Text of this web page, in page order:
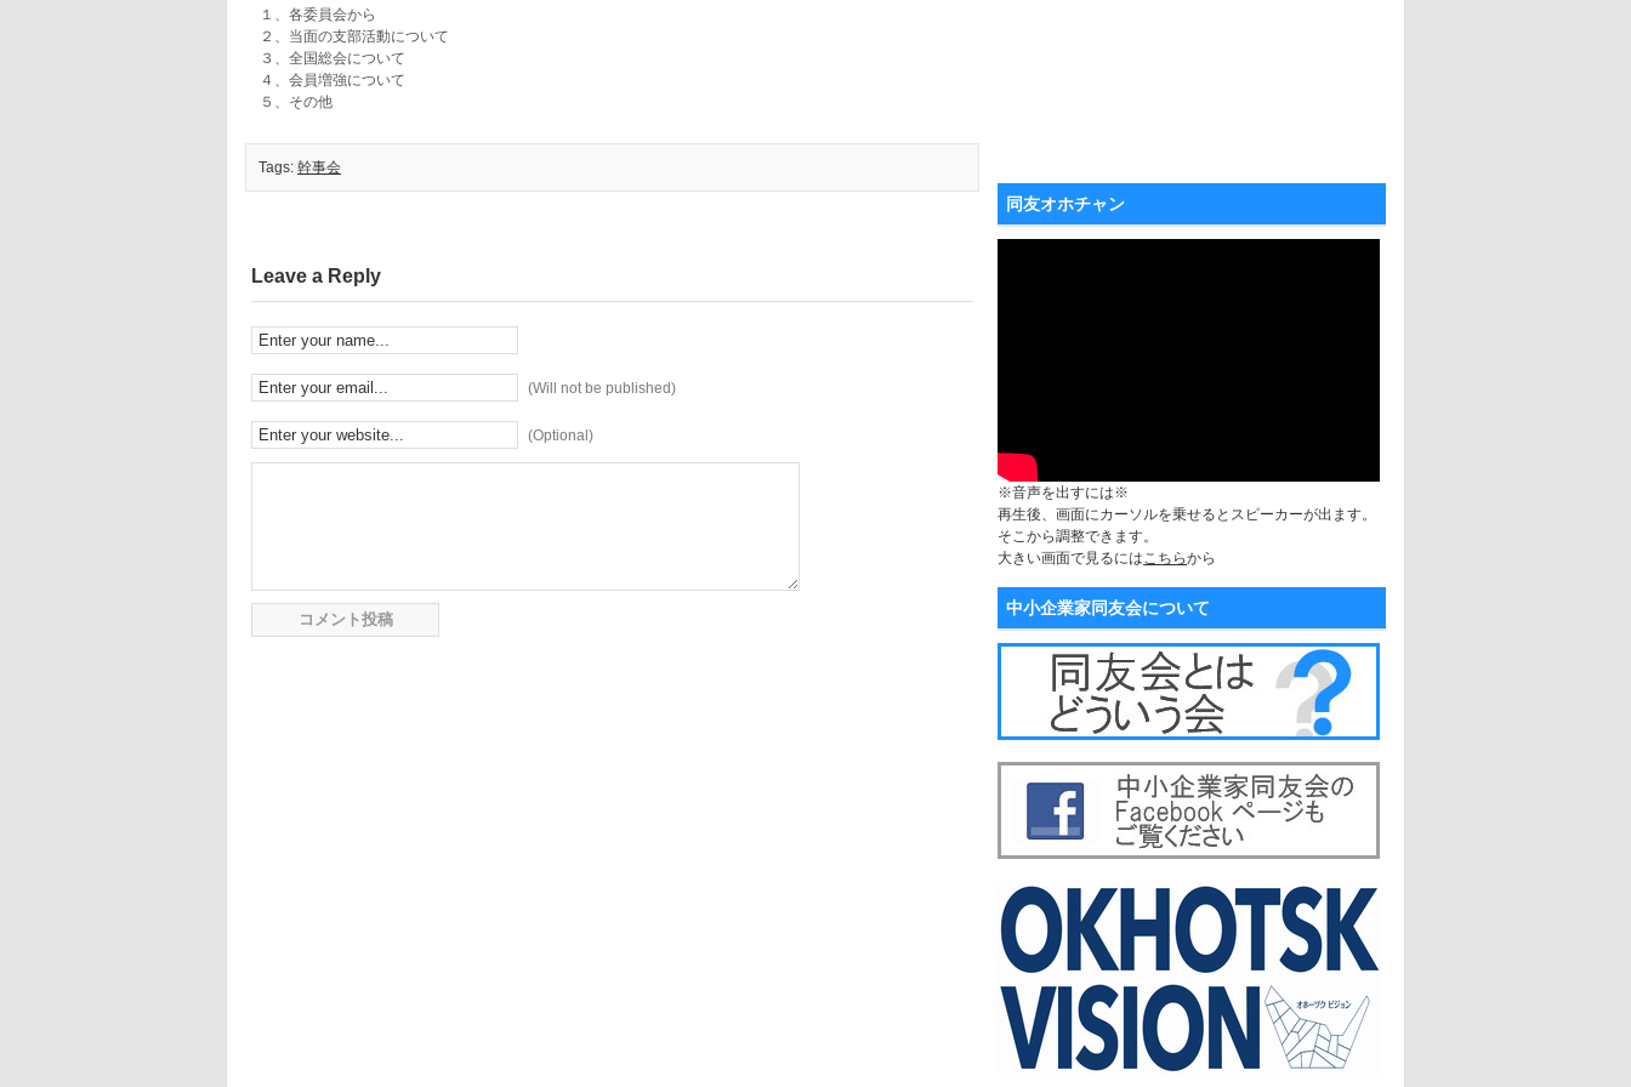
１、各委員会から
２、当面の支部活動について
３、全国総会について
４、会員増強について
５、その他
Tags: 幹事会
Leave a Reply
(Will not be published)
(Optional)
同友オホチャン
※音声を出すには※
再生後、画面にカーソルを乗せるとスピーカーが出ます。
そこから調整できます。
大きい画面で見るにはこちらから
中小企業家同友会について